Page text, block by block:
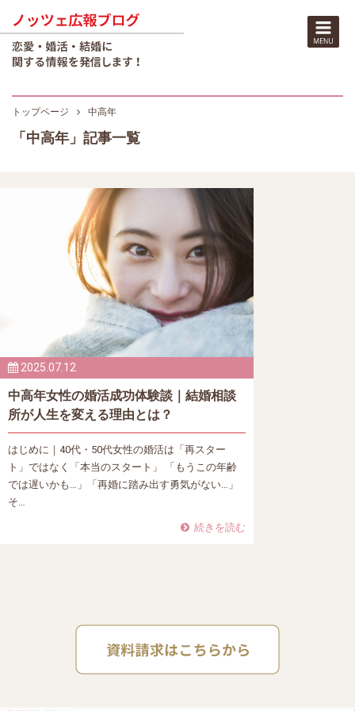
トップページ 中高年
「中高年」記事一覧
2025.07.12
中高年女性の婚活成功体験談｜結婚相談
所が人生を変える理由とは？
はじめに｜40代・50代女性の婚活は「再スター
ト」ではなく「本当のスタート」 「もうこの年齢
では遅いかも…」「再婚に踏み出す勇気がない…」
そ…
続きを読む